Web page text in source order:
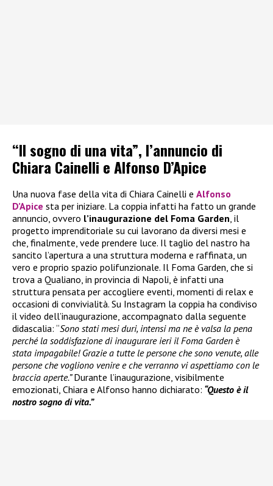
“Il sogno di una vita”, l’annuncio di
Chiara Cainelli e Alfonso D’Apice
Una nuova fase della vita di Chiara Cainelli e Alfonso
D’Apice sta per iniziare. La coppia infatti ha fatto un grande
annuncio, ovvero l’inaugurazione del Foma Garden , il
progetto imprenditoriale su cui lavorano da diversi mesi e
che, finalmente, vede prendere luce. Il taglio del nastro ha
sancito l’apertura a una struttura moderna e raffinata, un
vero e proprio spazio polifunzionale. Il Foma Garden, che si
trova a Qualiano, in provincia di Napoli, è infatti una
struttura pensata per accogliere eventi, momenti di relax e
occasioni di convivialità. Su Instagram la coppia ha condiviso
il video dell’inaugurazione, accompagnato dalla seguente
didascalia: “Sono stati mesi duri, intensi ma ne è valsa la pena
perché la soddisfazione di inaugurare ieri il Foma Garden è
stata impagabile! Grazie a tutte le persone che sono venute, alle
persone che vogliono venire e che verranno vi aspettiamo con le
braccia aperte.”Durante l’inaugurazione, visibilmente
emozionati, Chiara e Alfonso hanno dichiarato: “Questo è il
nostro sogno di vita.”